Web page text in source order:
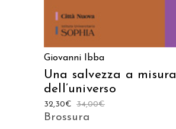
Giovanni Ibba
Una salvezza a misura
dell’universo
34,00€
32,30€
Brossura